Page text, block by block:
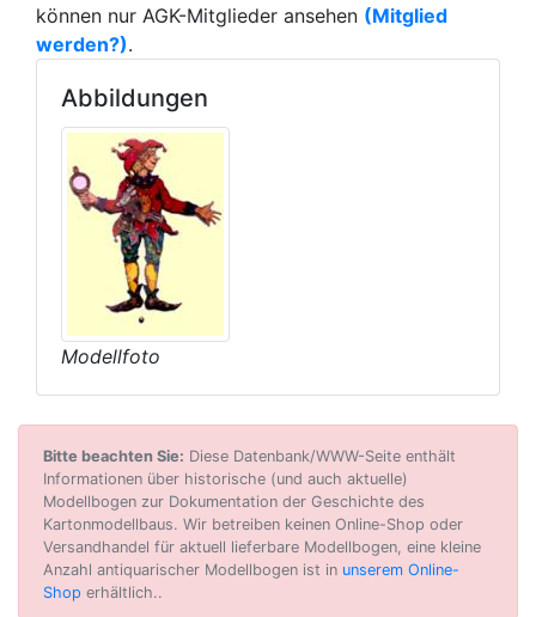
können nur AGK-Mitglieder ansehen (Mitglied
werden?).
Abbildungen
Modellfoto
Bitte beachten Sie: Diese Datenbank/WWW-Seite enthält
Informationen über historische (und auch aktuelle)
Modellbogen zur Dokumentation der Geschichte des
Kartonmodellbaus. Wir betreiben keinen Online-Shop oder
Versandhandel für aktuell lieferbare Modellbogen, eine kleine
Anzahl antiquarischer Modellbogen ist in unserem Online-
Shop erhältlich..